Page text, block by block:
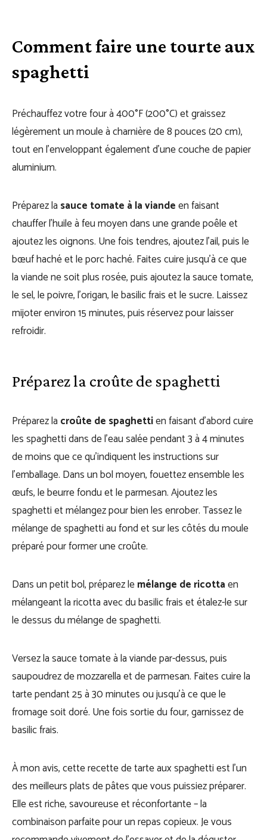
Comment faire une tourte aux
spaghetti
Préchauffez votre four à 400°F (200°C) et graissez
légèrement un moule à charnière de 8 pouces (20 cm),
tout en l’enveloppant également d’une couche de papier
aluminium.
Préparez la sauce tomate à la viandeen faisant
chauffer l’huile à feu moyen dans une grande poêle et
ajoutez les oignons. Une fois tendres, ajoutez l’ail, puis le
bœuf haché et le porc haché. Faites cuire jusqu’à ce que
la viande ne soit plus rosée, puis ajoutez la sauce tomate,
le sel, le poivre, l’origan, le basilic frais et le sucre. Laissez
mijoter environ 15 minutes, puis réservez pour laisser
refroidir.
Préparez la croûte de spaghetti
Préparez la croûte de spaghettien faisant d’abord cuire
les spaghetti dans de l’eau salée pendant 3 à 4 minutes
de moins que ce qu’indiquent les instructions sur
l’emballage. Dans un bol moyen, fouettez ensemble les
œufs, le beurre fondu et le parmesan. Ajoutez les
spaghetti et mélangez pour bien les enrober. Tassez le
mélange de spaghetti au fond et sur les côtés du moule
préparé pour former une croûte.
Dans un petit bol, préparez lemélange de ricottaen
mélangeant la ricotta avec du basilic frais et étalez-le sur
le dessus du mélange de spaghetti.
Versez la sauce tomate à la viande par-dessus, puis
saupoudrez de mozzarella et de parmesan. Faites cuire la
tarte pendant 25 à 30 minutes ou jusqu’à ce que le
fromage soit doré. Une fois sortie du four, garnissez de
basilic frais.
À mon avis, cette recette de tarte aux spaghetti est l’un
des meilleurs plats de pâtes que vous puissiez préparer.
Elle est riche, savoureuse et réconfortante – la
combinaison parfaite pour un repas copieux. Je vous